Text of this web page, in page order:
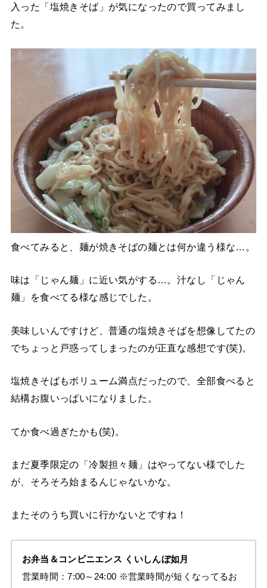
入った「塩焼きそば」が気になったので買ってみまし
た。
食べてみると、麺が焼きそばの麺とは何か違う様な…。
味は「じゃん麺」に近い気がする…。汁なし「じゃん
麺」を食べてる様な感じでした。
美味しいんですけど、普通の塩焼きそばを想像してたの
でちょっと戸惑ってしまったのが正直な感想です(笑)。
塩焼きそばもボリューム満点だったので、全部食べると
結構お腹いっぱいになりました。
てか食べ過ぎたかも(笑)。
まだ夏季限定の「冷製担々麺」はやってない様でした
が、そろそろ始まるんじゃないかな。
またそのうち買いに行かないとですね！
お弁当＆コンビニエンス くいしんぼ如月
営業時間：7:00～24:00 ※営業時間が短くなってるお